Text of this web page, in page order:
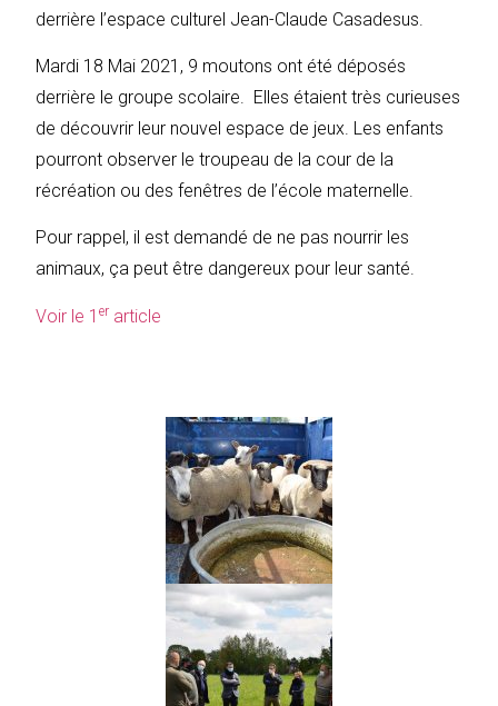
derrière l’espace culturel Jean-Claude Casadesus.
Mardi 18 Mai 2021, 9 moutons ont été déposés
derrière le groupe scolaire. Elles étaient très curieuses
de découvrir leur nouvel espace de jeux. Les enfants
pourront observer le troupeau de la cour de la
récréation ou des fenêtres de l’école maternelle.
Pour rappel, il est demandé de ne pas nourrir les
animaux, ça peut être dangereux pour leur santé.
Voir le 1er article